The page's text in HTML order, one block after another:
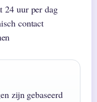
24 uur per dag
contact
zijn gebaseerd